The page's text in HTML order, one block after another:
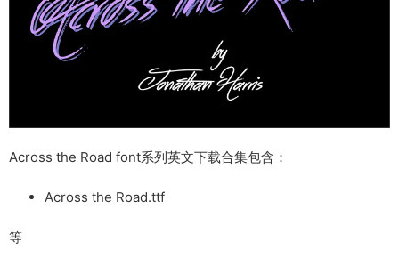
Across the Road font系列英文下载合集包含：
Across the Road.ttf
等